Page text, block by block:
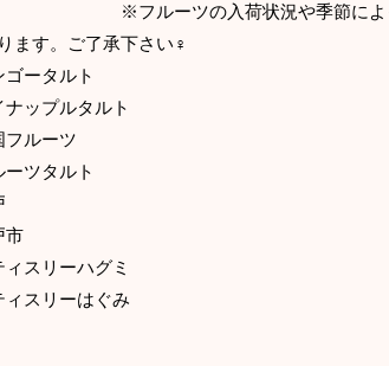
フルーツの入荷状況や季節によって
ります。ご了承下さい‍♀️
ゴータルト
ナップルタルト
フルーツ
ーツタルト
市
ィスリーハグミ
ィスリーはぐみ